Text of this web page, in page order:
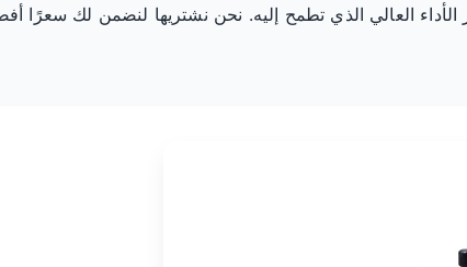
العالي الذي تطمح إليه. نحن نشتريها لنضمن لك سعرًا